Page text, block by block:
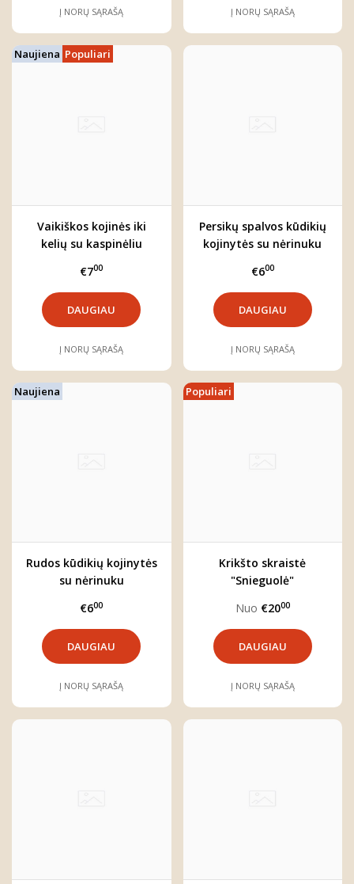
Į NORŲ SĄRAŠĄ Į NORŲ SĄRAŠĄ
Naujiena Populiari
Vaikiškos kojinės iki
kelių su kaspinėliu
€700
DAUGIAU
Į NORŲ SĄRAŠĄ
Persikų spalvos kūdikių
kojinytės su nėrinuku
€600
DAUGIAU
Į NORŲ SĄRAŠĄ
Naujiena
Rudos kūdikių kojinytės
su nėrinuku
€600
DAUGIAU
Į NORŲ SĄRAŠĄ
Populiari
Krikšto skraistė
"Snieguolė"
Nuo €2000
DAUGIAU
Į NORŲ SĄRAŠĄ